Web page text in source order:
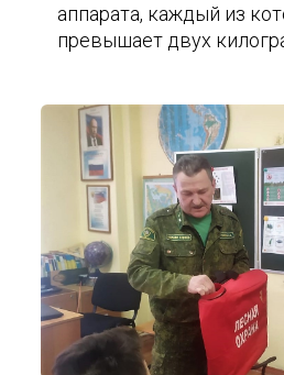
аппарата, каждый из
превышает двух